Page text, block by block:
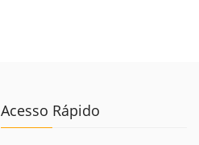
Acesso Rápido